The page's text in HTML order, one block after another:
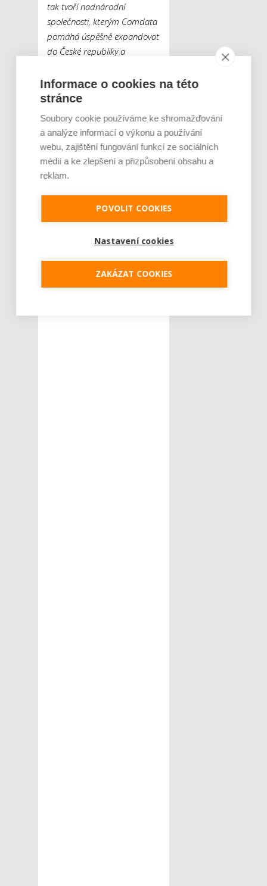
tak tvoří nadnárodní
společnosti, kterým Comdata
pomáhá úspěšně expandovat
do České republiky a
Maďarsko a Slovensko.
Činnosti pro ně zahrnují
telesales, back-office,
technickou podporu a další.
Česká republika
José Pacheco
outsourcing
Informace o cookies na této
stránce
Soubory cookie používáme ke shromažďování
a analýze informací o výkonu a používání
webu, zajištění fungování funkcí ze sociálních
médií a ke zlepšení a přizpůsobení obsahu a
reklam.
POVOLIT COOKIES
Nastavení cookies
ZAKÁZAT COOKIES